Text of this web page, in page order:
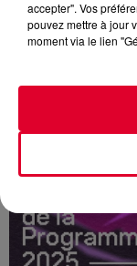
accepter". Vos
pouvez mettre à jour
moment via le lien